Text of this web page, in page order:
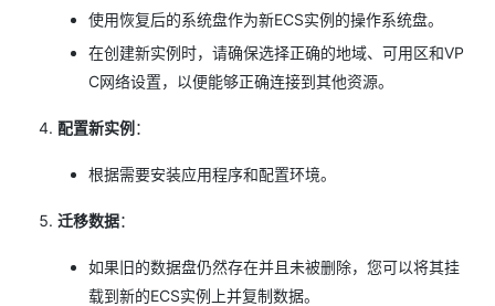
使用恢复后的系统盘作为新ECS实例的操作系统盘。
在创建新实例时，请确保选择正确的地域、可用区和VP
C网络设置，以便能够正确连接到其他资源。
配置新实例 ：
根据需要安装应用程序和配置环境。
迁移数据：
如果旧的数据盘仍然存在并且未被删除，您可以将其挂
载到新的ECS实例上并复制数据。